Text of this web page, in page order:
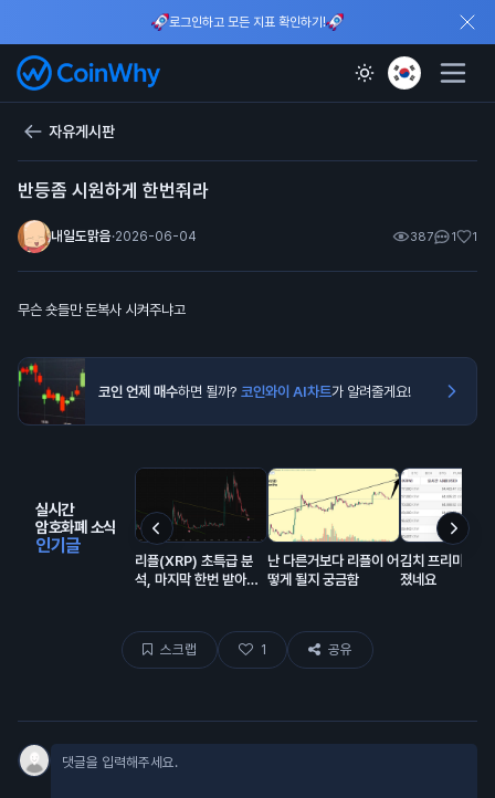
로그인하고 모든 지표 확인하기!
자유게시판
반등좀 시원하게 한번줘라
내일도맑음·2026-06-04 387 1 1
무슨 숏들만 돈복사 시켜주냐고
코인 언제 매수하면 될까? 코인와이 AI차트가 알려줄게요!
실시간
암호화폐 소식
인기글
리플(XRP) 초특급 분
석, 마지막 한번 받아볼
난 다른거보다 리플이 어
떻게 될지 궁금함
김치 프리미엄
졌네요
스크랩 1 공유